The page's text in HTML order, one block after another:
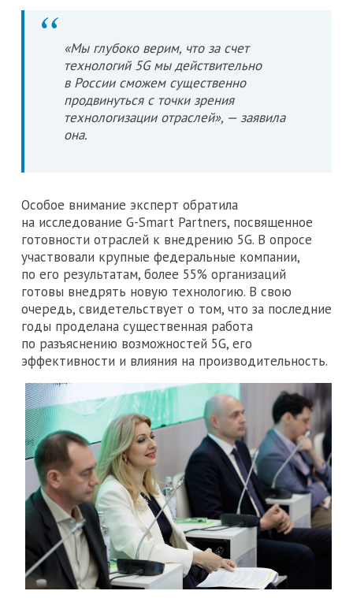
«Мы глубоко верим, что за счет
технологий 5G мы действительно
в России сможем существенно
продвинуться с точки зрения
технологизации отраслей», — заявила
она.
Особое внимание эксперт обратила
на исследование G-Smart Partners, посвященное
готовности отраслей к внедрению 5G. В опросе
участвовали крупные федеральные компании,
по его результатам, более 55% организаций
готовы внедрять новую технологию. В свою
очередь, свидетельствует о том, что за последние
годы проделана существенная работа
по разъяснению возможностей 5G, его
эффективности и влияния на производительность.